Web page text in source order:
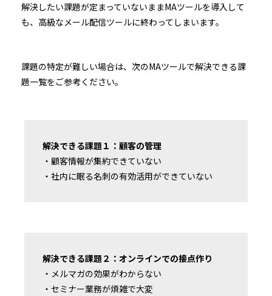
解決したい課題が定まっていないままMAツールを導入して
も、高級なメール配信ツールに終わってしまいます。
課題の特定が難しい場合は、次のMAツールで解決できる課
題一覧をご参考ください。
解決できる課題１：顧客の管理
・顧客情報が集約できていない
・社内に眠る名刺の有効活用ができていない
解決できる課題２：オンラインでの接点作り
・メルマガの効果がわからない
・セミナー業務が煩雑で大変